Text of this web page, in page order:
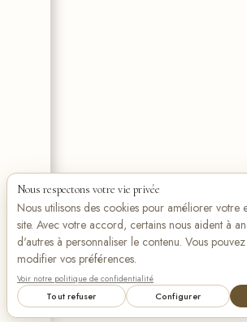
Nous respectons votre vie privée
Nous utilisons des cookies pour améliorer votre
site. Avec votre accord, certains nous aident à
d'autres à personnaliser le contenu. Vous
modifier vos préférences.
Voir notre politique de confidentialité
Tout refuser Configurer